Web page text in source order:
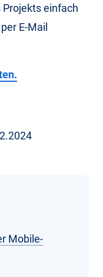
Projekts einfach
E-Mail
Mobile-